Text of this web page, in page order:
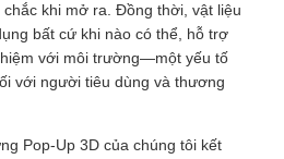
khi mở ra. Đồng thời, vật liệu
bất cứ khi nào có thể, hỗ trợ
với môi trường—một yếu tố
với người tiêu dùng và thương
Pop-Up 3D của chúng tôi kết